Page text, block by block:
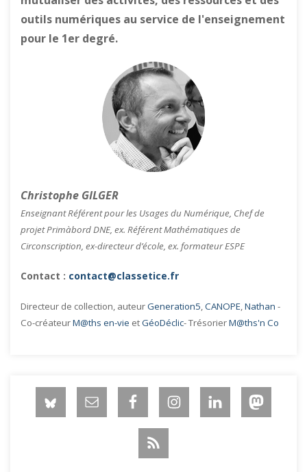
outils numériques au service de l'enseignement
pour le 1er degré.
Christophe GILGER
Enseignant Référent pour les Usages du Numérique, Chef de
projet Primàbord DNE, ex. Référent Mathématiques de
Circonscription, ex-directeur d’école, ex. formateur ESPE
Contact : contact@classetice.fr
Directeur de collection, auteurGeneration5,CANOPE,Nathan -
Co-créateurM@ths en-vie etGéoDéclic- TrésorierM@ths'n Co